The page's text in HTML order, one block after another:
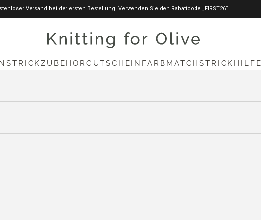
Versand bei der ersten Bestellung. Verwenden Sie den Rabattcode „FIRST26“
knittingforolive.com
STRICKZUBEHÖR GUTSCHEIN FARBMATCH STRICKHILFE